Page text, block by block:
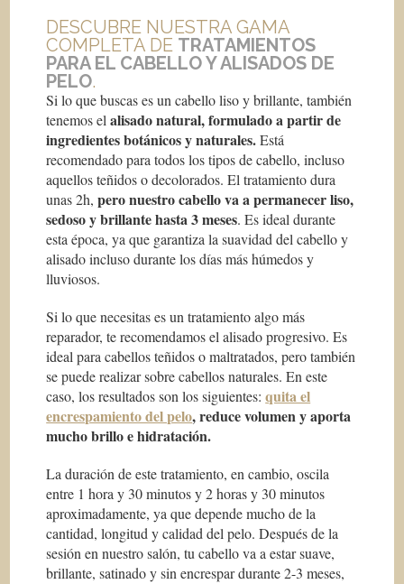
DESCUBRE NUESTRA GAMA
COMPLETA DE TRATAMIENTOS
PARA EL CABELLO Y ALISADOS DE
PELO.
Si lo que buscas es un cabello liso y brillante, también
tenemos elalisado natural, formulado a partir de
ingredientes botánicos y naturales.Está
recomendado para todos los tipos de cabello, incluso
aquellos teñidos o decolorados. El tratamiento dura
unas 2h,pero nuestro cabello va a permanecer liso,
sedoso y brillante hasta 3 meses. Es ideal durante
esta época, ya que garantiza la suavidad del cabello y
alisado incluso durante los días más húmedos y
lluviosos.
Si lo que necesitas es un tratamiento algo más
reparador, te recomendamos el alisado progresivo. Es
ideal para cabellos teñidos o maltratados, pero también
se puede realizar sobre cabellos naturales. En este
caso, los resultados son los siguientes:quita el
encrespamiento del pelo, reduce volumen y aporta
mucho brillo e hidratación.
La duración de este tratamiento, en cambio, oscila
entre 1 hora y 30 minutos y 2 horas y 30 minutos
aproximadamente, ya que depende mucho de la
cantidad, longitud y calidad del pelo. Después de la
sesión en nuestro salón, tu cabello va a estar suave,
brillante, satinado y sin encrespar durante 2-3 meses,